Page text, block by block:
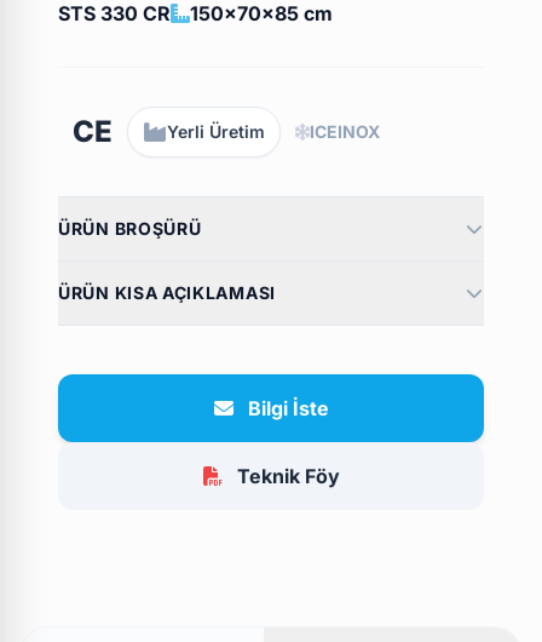
STS 330 CR 150x70x85 cm
CE Yerli Üretim ICEINOX
ÜRÜN BROŞÜRÜ
ÜRÜN KISA AÇIKLAMASI
Bilgi İste
Teknik Föy